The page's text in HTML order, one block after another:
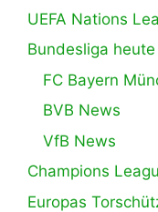
UEFA Nations
Bundesliga heute
FC Bayern
BVB News
VfB News
Champions
Europas